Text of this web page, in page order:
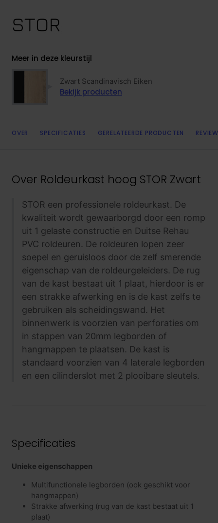
Meer in deze kleurstijl
Zwart Scandinavisch Eiken
Bekijk producten
OVER SPECIFICATIES GERELATEERDE PRODUCTEN
Over Roldeurkast hoog STOR Zwart
STOR een professionele roldeurkast. De
kwaliteit wordt gewaarborgd door een romp
uit 1 gelaste constructie en Duitse Rehau
PVC roldeuren. De roldeuren lopen zeer
soepel en geruisloos door de zelf smerende
eigenschap van de roldeurgeleiders. De rug
van de kast bestaat uit 1 plaat, hierdoor is er
een strakke afwerking en is de kast zelfs te
gebruiken als scheidingswand. Het
binnenwerk is voorzien van perforaties om
in stappen van 20mm legborden of
hangmappen te plaatsen. De kast is
standaard voorzien van 4 laterale legborden
en een cilinderslot met 2 plooibare sleutels.
Specificaties
Unieke eigenschappen
Multifunctionele legborden (ook geschikt voor
hangmappen)
Strakke afwerking (rug van de kast bestaat uit 1
plaat)